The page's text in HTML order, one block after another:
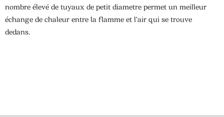
nombre élevé de tuyaux de petit diametre permet un meilleur
échange de chaleur entre la flamme et l’air qui se trouve
dedans.